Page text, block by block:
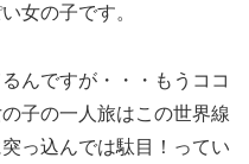
女の子です。
んですが・・・もうココ
子の一人旅はこの世界線
っ込んでは駄目！ってい